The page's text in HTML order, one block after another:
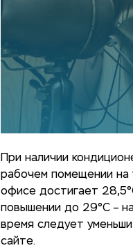
При наличии
рабочем помещении на
офисе достигает
повышении до 29°C –
время следует
сайте.